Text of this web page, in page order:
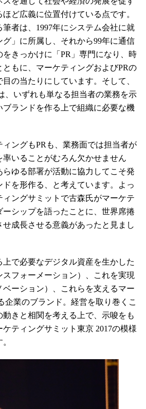
ど広義に位置付けている点です。
者は、1997年にシステム会社に就
」に所属し、それから99年に通信
きっかけに「PR」専門になり、時
もに、マーケティングおよびPRの
の当たりにしています。そして、
、いずれも単なる担当者の業務を示
ランドを作る上で組織に必要な機
ングもPRも、業務面では担当者が
いることがむろん欠かせません
ゆる部署が活動に協力してこそ発
ドを形作る、と考えています。よっ
ングサミットで古森氏がマーケテ
ーシップを語ったことに、世界席捲
せ成長させる意義があったと見まし
で必要なデジタル資産を生かした
フォーメーション）、これを実現
ーション）、これらを支えるマー
企業のブランド。経営を取り巻くこ
動きと相関を考える上で、示唆をも
ティングサミット東京 2017の模様